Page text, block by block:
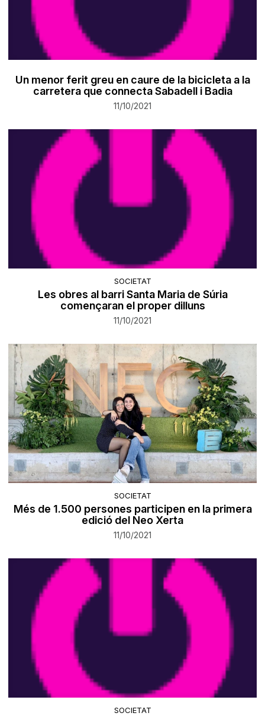
Un menor ferit greu en caure de la bicicleta a la
carretera que connecta Sabadell i Badia
11/10/2021
SOCIETAT
Les obres al barri Santa Maria de Súria
començaran el proper dilluns
11/10/2021
SOCIETAT
Més de 1.500 persones participen en la primera
edició del Neo Xerta
11/10/2021
SOCIETAT